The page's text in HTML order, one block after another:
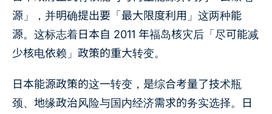
源」，并明确提出要「最大限度利用」这两种能
源。这标志着日本自 2011 年福岛核灾后「尽可能减
少核电依赖」政策的重大转变。
日本能源政策的这一转变，是综合考量了技术瓶
颈、地缘政治风险与国内经济需求的务实选择。日